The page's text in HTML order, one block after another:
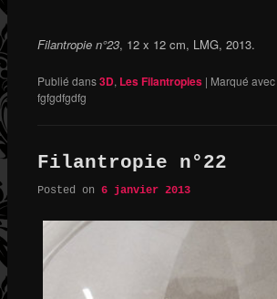
Filantropie n°23, 12 x 12 cm, LMG, 2013.
Publié dans3D, Les Filantropies | Marqué avec
fgfgdfgdfg
Filantropie n°22
Posted on 6 janvier 2013